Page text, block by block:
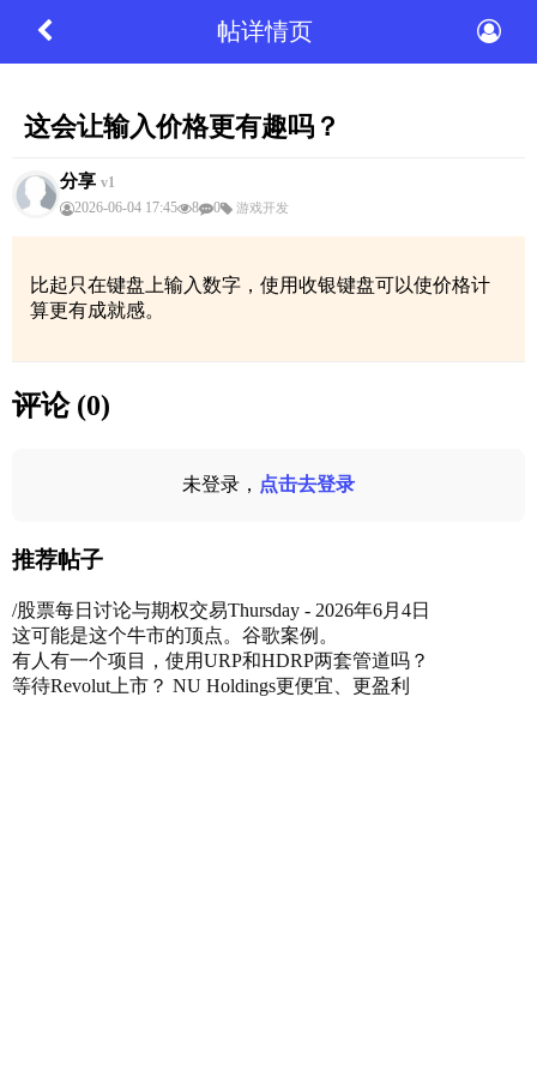
帖详情页
这会让输入价格更有趣吗？
分享 v1
2026-06-04 17:45
8 0 游戏开发
比起只在键盘上输入数字，使用收银键盘可以使价格计
算更有成就感。
评论 (0)
未登录， 点击去登录
推荐帖子
/股票每日讨论与期权交易Thursday - 2026年6月4日
这可能是这个牛市的顶点。谷歌案例。
有人有一个项目，使用URP和HDRP两套管道吗？
等待Revolut上市？ NU Holdings更便宜、更盈利